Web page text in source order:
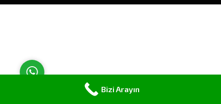
Bizi Arayın